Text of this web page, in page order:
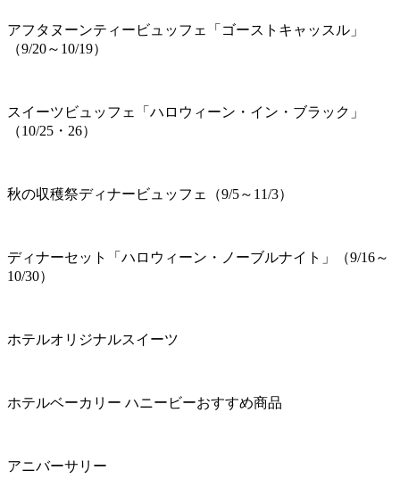
アフタヌーンティービュッフェ「ゴーストキャッスル」
（9/20～10/19）
スイーツビュッフェ「ハロウィーン・イン・ブラック」
（10/25・26）
秋の収穫祭ディナービュッフェ（9/5～11/3）
ディナーセット「ハロウィーン・ノーブルナイト」（9/16～
10/30）
ホテルオリジナルスイーツ
ホテルベーカリー ハニービーおすすめ商品
アニバーサリー